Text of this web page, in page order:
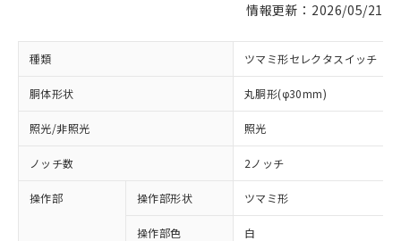
情報更新：2026/05/21
種類 ツマミ形セレクタスイッチ
胴体形状 丸胴形(φ30mm)
照光/非照光 照光
ノッチ数 2ノッチ
操作部 操作部形状 ツマミ形
操作部色 白